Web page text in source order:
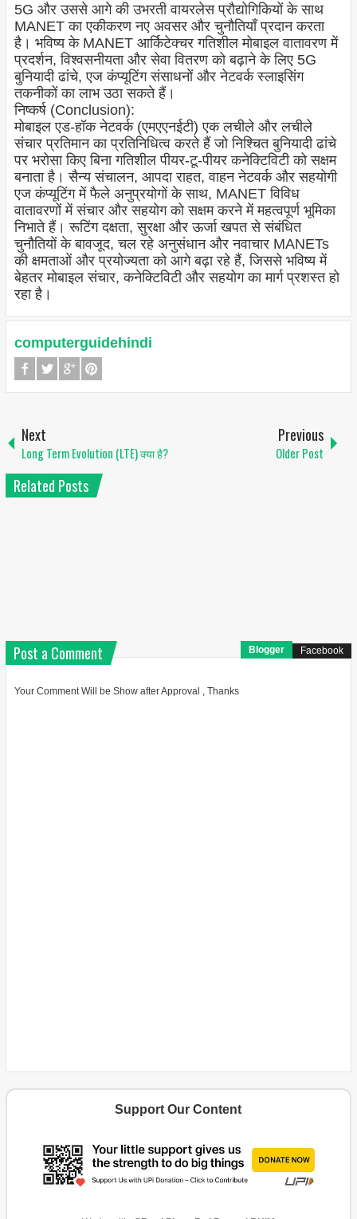
5G और उससे आगे की उभरती वायरलेस प्रौद्योगिकियों के साथ
MANET का एकीकरण नए अवसर और चुनौतियाँ प्रदान करता
है। भविष्य के MANET आर्किटेक्चर गतिशील मोबाइल वातावरण में
प्रदर्शन, विश्वसनीयता और सेवा वितरण को बढ़ाने के लिए 5G
बुनियादी ढांचे, एज कंप्यूटिंग संसाधनों और नेटवर्क स्लाइसिंग
तकनीकों का लाभ उठा सकते हैं।
निष्कर्ष (Conclusion):
मोबाइल एड-हॉक नेटवर्क (एमएएनईटी) एक लचीले और लचीले
संचार प्रतिमान का प्रतिनिधित्व करते हैं जो निश्चित बुनियादी ढांचे
पर भरोसा किए बिना गतिशील पीयर-टू-पीयर कनेक्टिविटी को सक्षम
बनाता है। सैन्य संचालन, आपदा राहत, वाहन नेटवर्क और सहयोगी
एज कंप्यूटिंग में फैले अनुप्रयोगों के साथ, MANET विविध
वातावरणों में संचार और सहयोग को सक्षम करने में महत्वपूर्ण भूमिका
निभाते हैं। रूटिंग दक्षता, सुरक्षा और ऊर्जा खपत से संबंधित
चुनौतियों के बावजूद, चल रहे अनुसंधान और नवाचार MANETs
की क्षमताओं और प्रयोज्यता को आगे बढ़ा रहे हैं, जिससे भविष्य में
बेहतर मोबाइल संचार, कनेक्टिविटी और सहयोग का मार्ग प्रशस्त हो
रहा है।
computerguidehindi
Next
Long Term Evolution (LTE) क्या है?
Previous
Older Post
Related Posts
Post a Comment Blogger Facebook
Your Comment Will be Show after Approval , Thanks
Support Our Content